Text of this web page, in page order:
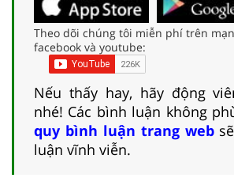
Theo dõi chúng tôi miễn phí trên
facebook và youtube:
Nếu thấy hay, hãy động
nhé! Các bình luận không
quy bình luận trang web
luận vĩnh viễn.